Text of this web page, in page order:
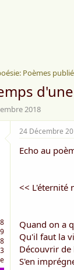
2018
24 Décembre
Echo au
<< L'éternité
Quand on a
Qu'il faut la
Découvrir
S'en